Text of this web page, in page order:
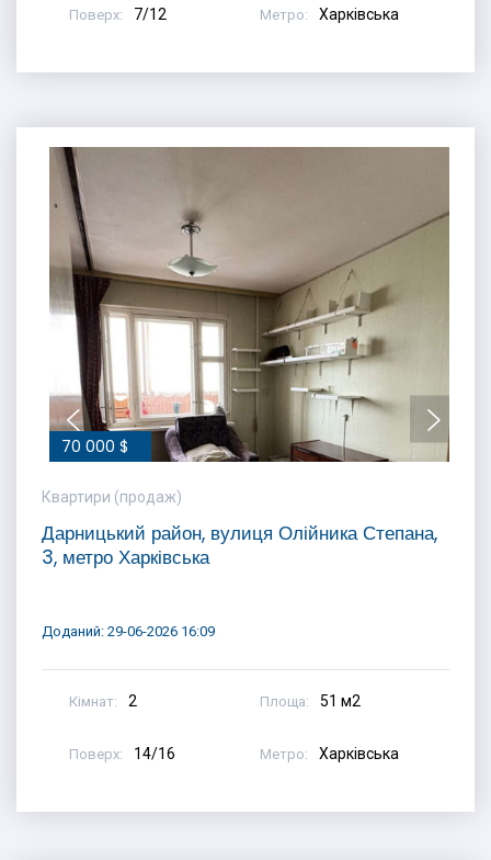
Поверх: 7/12 Метро: Харківська
70 000 $
Квартири (продаж)
Дарницький район, вулиця Олійника Степана,
3, метро Харківська
Доданий: 29-06-2026 16:09
Кімнат: 2 Площа: 51 м2
Поверх: 14/16 Метро: Харківська